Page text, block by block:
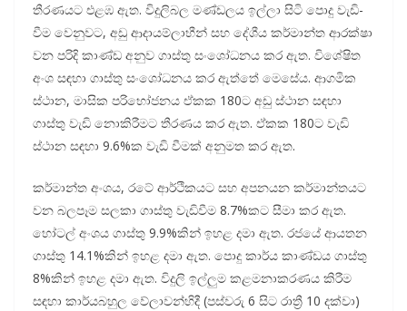
තීර­ණ­යට එළඹ ඇත. විදු­ලි­බල මණ්ඩ­ලය ඉල්ලා සිටි පොදු වැඩි­
වීම වෙනු­වට, අඩු ආදා­ය­ම්ලා­භීන් සහ දේශීය කර්මාන්ත ආරක්ෂා
වන පරිදි කාණ්ඩ අනුව ගාස්තු සංශෝ­ධ­නය කර ඇත. විශේ­ෂිත
අංශ සඳහා ගාස්තු සංශෝ­ධ­නය කර ඇත්තේ මෙසේය. ආග­මික
ස්ථාන, මාසික පරි­භෝ­ජ­නය ඒකක 180ට අඩු ස්ථාන සඳහා
ගාස්තු වැඩි නොකි­රී­මට තීර­ණය කර ඇත. ඒකක 180ට වැඩි
ස්ථාන සඳහා 9.6%ක වැඩි වීමක් අනු­මත කර ඇත.
කර්මාන්ත අංශය, රටේ ආර්ථි­ක­යට සහ අප­න­යන කර්මා­න්ත­යට
වන බල­පෑම සලකා ගාස්තු වැඩි­වීම 8.7%කට සීමා කර ඇත.
හෝටල් අංශය ගාස්තු 9.9%කින් ඉහළ දමා ඇත. රජයේ ආය­තන
ගාස්තු 14.1%කින් ඉහළ දමා ඇත. පොදු කාර්ය කාණ්ඩය ගාස්තු
8%කින් ඉහළ දමා ඇත. විදුලි ඉල්ලුම කළ­ම­නා­ක­ර­ණය කිරීම
සඳහා කාර්ය­බ­හුල වේලා­ව­න්හිදී (පස්වරු 6 සිට රාත්‍රී 10 දක්වා)